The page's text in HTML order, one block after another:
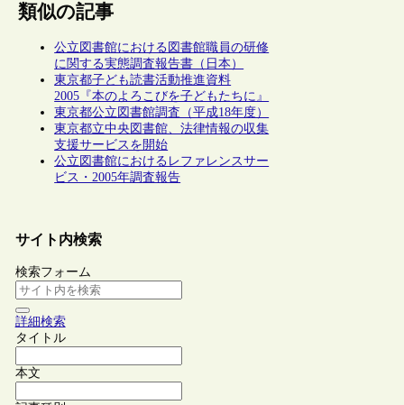
類似の記事
公立図書館における図書館職員の研修
に関する実態調査報告書（日本）
東京都子ども読書活動推進資料
2005『本のよろこびを子どもたちに』
東京都公立図書館調査（平成18年度）
東京都立中央図書館、法律情報の収集
支援サービスを開始
公立図書館におけるレファレンスサー
ビス・2005年調査報告
サイト内検索
検索フォーム
詳細検索
タイトル
本文